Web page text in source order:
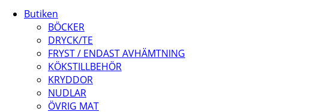
Butiken
BÖCKER
DRYCK/TE
FRYST / ENDAST AVHÄMTNING
KÖKSTILLBEHÖR
KRYDDOR
NUDLAR
ÖVRIG MAT